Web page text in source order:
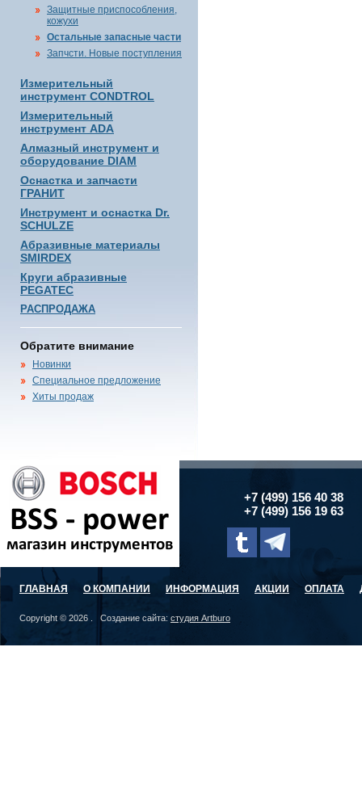
Защитные приспособления,
кожухи
Остальные запасные части
Запчсти. Новые поступления
Измерительный
инструмент CONDTROL
Измерительный
инструмент ADA
Алмазный инструмент и
оборудование DIAM
Оснастка и запчасти
ГРАНИТ
Инструмент и оснастка Dr.
SCHULZE
Абразивные материалы
SMIRDEX
Круги абразивные
PEGATEC
РАСПРОДАЖА
Обратите внимание
Новинки
Специальное предложение
Хиты продаж
+7 (499) 156 40 38
+7 (499) 156 19 63
ГЛАВНАЯ О КОМПАНИИ ИНФОРМАЦИЯ АКЦИИ ОПЛАТА
Copyright © 2026 . Создание сайта: студия Artburo